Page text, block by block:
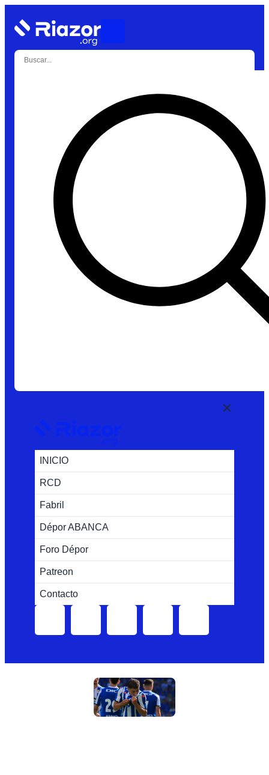
INICIO
RCD
Fabril
Dépor ABANCA
Foro Dépor
Patreon
Contacto